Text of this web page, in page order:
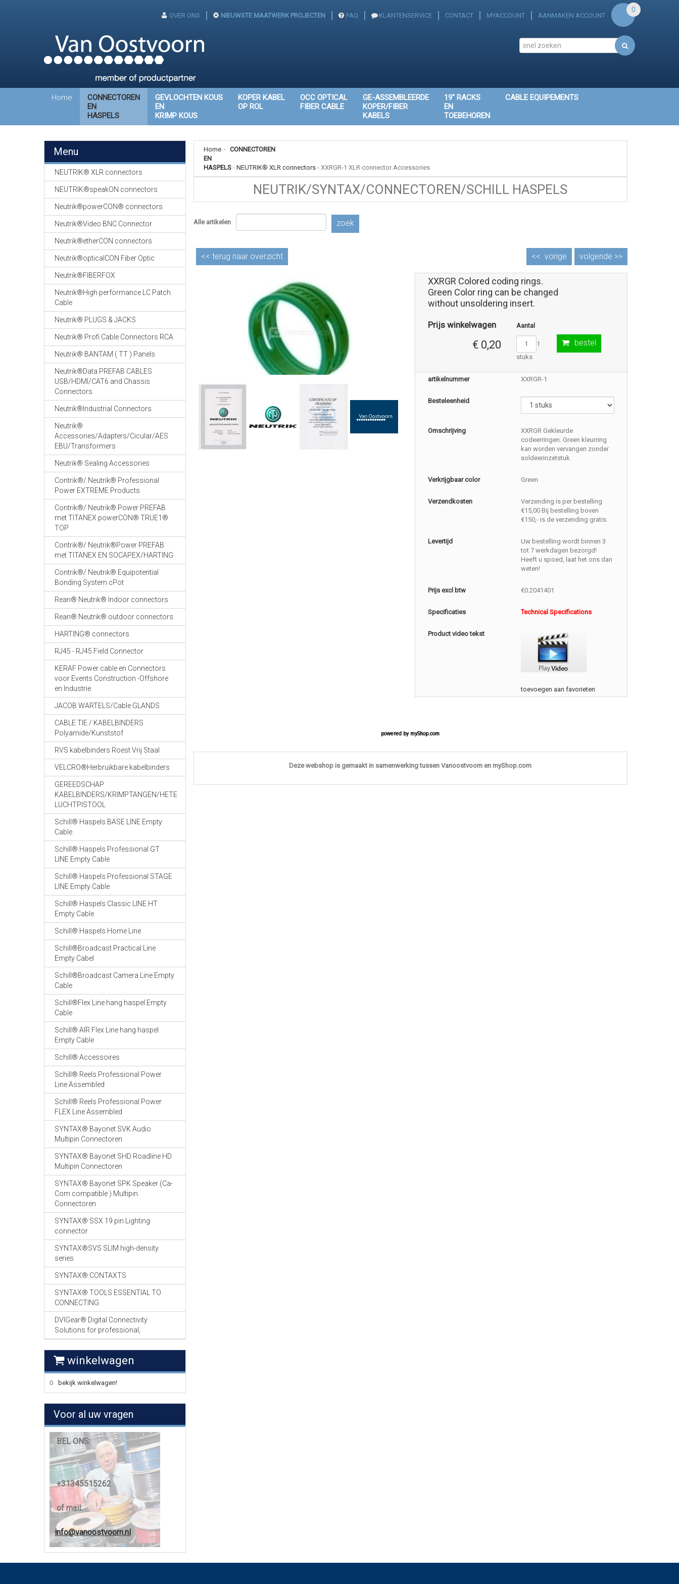
OVER ONS NIEUWSTE MAATWERK PROJECTEN FAQ KLANTENSERVICE CONTACT MYACCOUNT AANMAKEN ACCOUNT
0
Home
CONNECTOREN
EN
HASPELS
GEVLOCHTEN KOUS
EN
KRIMP KOUS
KOPER KABEL
OP ROL
OCC OPTICAL
FIBER CABLE
GE-ASSEMBLEERDE
KOPER/FIBER
KABELS
19" RACKS
EN
TOEBEHOREN
CABLE EQUIPEMENTS
Menu
NEUTRIK® XLR connectors
NEUTRIK®speakON connectors
Neutrik®powerCON® connectors
Neutrik®Video BNC Connector
Neutrik®etherCON connectors
Neutrik®opticalCON Fiber Optic
Neutrik®FIBERFOX
Neutrik®High performance LC Patch
Cable
Neutrik® PLUGS & JACKS
Neutrik® Profi Cable Connectors RCA
Neutrik® BANTAM ( TT ) Panels
Neutrik®Data PREFAB CABLES
USB/HDMI/CAT6 and Chassis
Connectors
Neutrik®Industrial Connectors
Neutrik®
Accessories/Adapters/Cicular/AES
EBU/Transformers
Neutrik® Sealing Accessories
Contrik®/ Neutrik® Professional
Power EXTREME Products
Contrik®/ Neutrik® Power PREFAB
met TITANEX powerCON® TRUE1®
TOP
Contrik®/ Neutrik®Power PREFAB
met TITANEX EN SOCAPEX/HARTING
Contrik®/ Neutrik® Equipotential
Bonding System cPot
Rean® Neutrik® Indoor connectors
Rean® Neutrik® outdoor connectors
HARTING® connectors
RJ45 - RJ45 Field Connector
KERAF Power cable en Connectors
voor Events Construction -Offshore
en Industrie
JACOB WARTELS/Cable GLANDS
CABLE TIE / KABELBINDERS
Polyamide/Kunststof
RVS kabelbinders Roest Vrij Staal
VELCRO®Herbruikbare kabelbinders
GEREEDSCHAP
KABELBINDERS/KRIMPTANGEN/HETE
LUCHTPISTOOL
Schill® Haspels BASE LINE Empty
Cable
Schill® Haspels Professional GT
LINE Empty Cable
Schill® Haspels Professional STAGE
LINE Empty Cable
Schill® Haspels Classic LINE HT
Empty Cable
Schill® Haspels Home Line
Schill®Broadcast Practical Line
Empty Cabel
Schill®Broadcast Camera Line Empty
Cable
Schill®Flex Line hang haspel Empty
Cable
Schill® AIR Flex Line hang haspel
Empty Cable
Schill® Accessoires
Schill® Reels Professional Power
Line Assembled
Schill® Reels Professional Power
FLEX Line Assembled
SYNTAX® Bayonet SVK Audio
Multipin Connectoren
SYNTAX® Bayonet SHD Roadline HD
Multipin Connectoren
SYNTAX® Bayonet SPK Speaker (Ca-
Com compatible ) Multipin
Connectoren
SYNTAX® SSX 19 pin Lighting
connector
SYNTAX®SVS SLIM high-density
series
SYNTAX® CONTAXTS
SYNTAX® TOOLS ESSENTIAL TO
CONNECTING
DVIGear® Digital Connectivity
Solutions for professional,
winkelwagen
0 bekijk winkelwagen!
Voor al uw vragen
BEL ONS:
+31345515262
of mail:
info@vanoostvoorn.nl
Home - CONNECTOREN
EN
HASPELS- NEUTRIK® XLR connectors- XXRGR-1 XLR connector Accessories
NEUTRIK/SYNTAX/CONNECTOREN/SCHILL HASPELS
Alle artikelen zoek
<< terug naar overzicht volgende >>
<< vorige
XXRGR Colored coding rings.
Green Color ring can be changed
without unsoldering insert.
Prijs winkelwagen
€ 0,20
Aantal
1
stuks
bestel
artikelnummer XXRGR-1
Besteleenheid
Omschrijving
XXRGR Gekleurde
codeerringen. Green kleurring
kan worden vervangen zonder
soldeerinzetstuk.
Verkrijgbaar color Green
Verzendkosten
Verzending is per bestelling
€15,00 Bij bestelling boven
€150,- is de verzending gratis.
Levertijd
Uw bestelling wordt binnen 3
tot 7 werkdagen bezorgd!
Heeft u spoed, laat het ons dan
weten!
Prijs excl btw €0.2041401
Specificaties Technical Specifications
Product video tekst
toevoegen aan favorieten
powered by myShop.com
Deze webshop is gemaakt in samenwerking tussen Vanoostvoorn en myShop.com